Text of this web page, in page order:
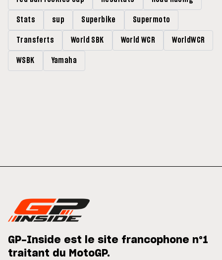
Stats sup Superbike Supermoto
Transferts World SBK World WCR WorldWCR
WSBK Yamaha
GP-Inside est le site francophone n°1
traitant du MotoGP.